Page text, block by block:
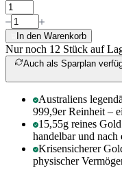
In den Warenkorb
Nur noch 12 Stück auf
Auch als Sparplan
Australiens
999,9er Reinheit –
15,55g reines
handelbar und nach
Krisensicherer
physischer